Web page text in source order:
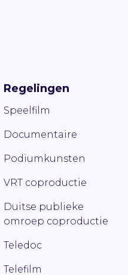
Regelingen
Speelfilm
Documentaire
Podiumkunsten
VRT coproductie
Duitse publieke
omroep coproductie
Teledoc
Telefilm